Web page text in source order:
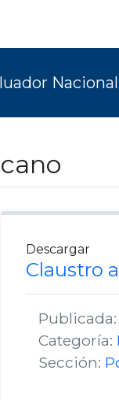
Nacional
Descargar
Claustro
Publicada:
Categoría:
Sección: